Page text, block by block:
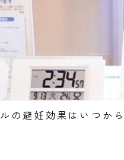
の避妊効果はいつから